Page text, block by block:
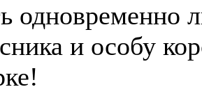
одновременно
и особу